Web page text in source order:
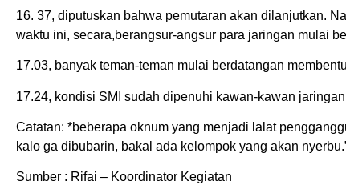
16. 37, diputuskan bahwa pemutaran akan dilanjutkan.
waktu ini, secara,berangsur-angsur para jaringan mulai
17.03, banyak teman-teman mulai berdatangan
17.24, kondisi SMI sudah dipenuhi kawan-kawan
Catatan: *beberapa oknum yang menjadi lalat
kalo ga dibubarin, bakal ada kelompok yang akan
Sumber : Rifai – Koordinator Kegiatan